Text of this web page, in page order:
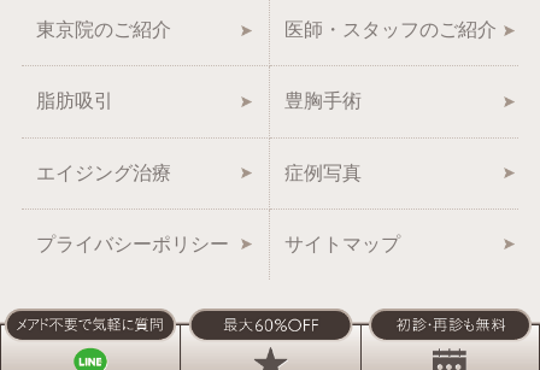
東京院のご紹介 医師・スタッフのご紹介
脂肪吸引 豊胸手術
エイジング治療 症例写真
プライバシーポリシー サイトマップ